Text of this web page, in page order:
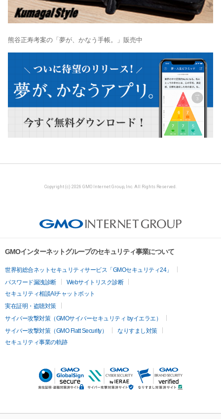
熊谷正寿考案の「夢が、かなう手帳。」販売中
Copyright (c) 2026 GMO Internet Group, Inc. All Rights Reserved.
GMOインターネットグループのセキュリティ事業について
世界初総合ネットセキュリティサービス「GMOセキュリティ24」
パスワード漏洩診断
Webサイトリスク診断
セキュリティ相談AIチャットボット
実在証明・盗聴対策
サイバー攻撃対策（GMOサイバーセキュリティ byイエラエ）
サイバー攻撃対策（GMO Flatt Security）
なりすまし対策
セキュリティ事業の軌跡